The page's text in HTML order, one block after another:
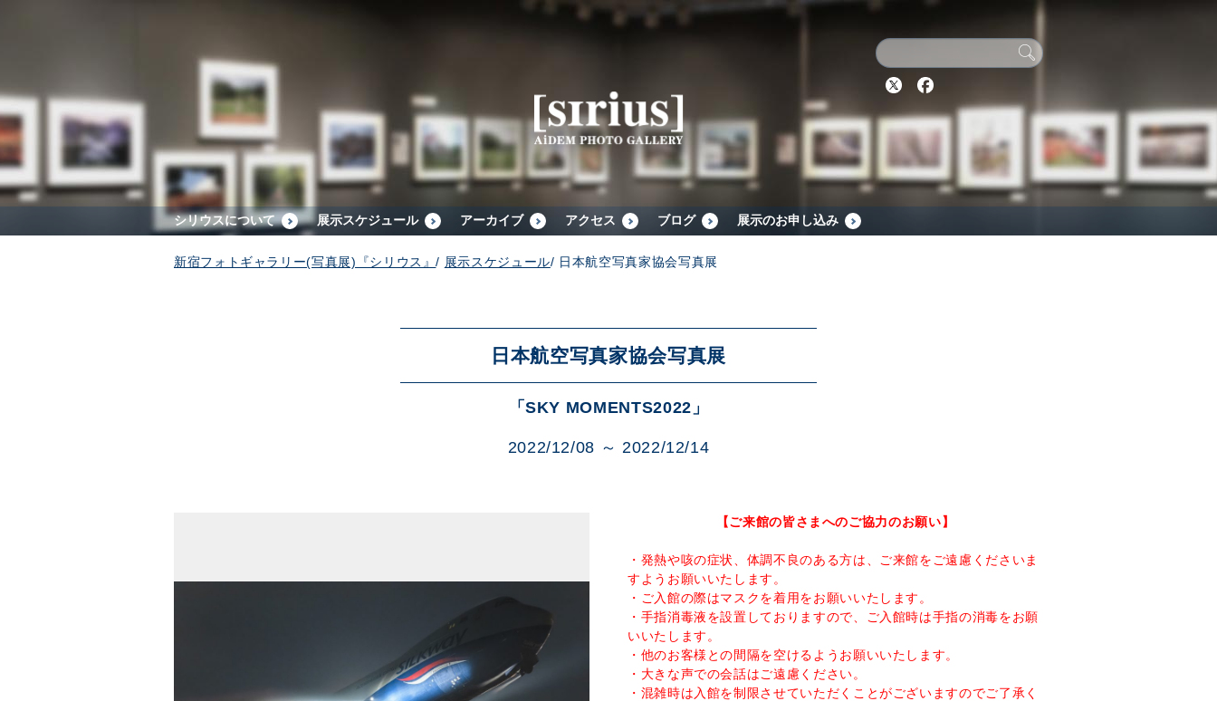
Twitter
シリウスについて 展示スケジュール アーカイブ アクセス ブログ 展示のお申し込み
新宿フォトギャラリー(写真展)『シリウス』/ 展示スケジュール/ 日本航空写真家協会写真展
日本航空写真家協会写真展
「SKY MOMENTS2022」
2022/12/08 ～ 2022/12/14
【ご来館の皆さまへのご協力のお願い】
・発熱や咳の症状、体調不良のある方は、ご来館をご遠慮くださいま
すようお願いいたします。
・ご入館の際はマスクを着用をお願いいたします。
・手指消毒液を設置しておりますので、ご入館時は手指の消毒をお願
いいたします。
・他のお客様との間隔を空けるようお願いいたします。
・大きな声での会話はご遠慮ください。
・混雑時は入館を制限させていただくことがございますのでご了承く
展示スケジュール
アーカイブ
展示のお申し込み